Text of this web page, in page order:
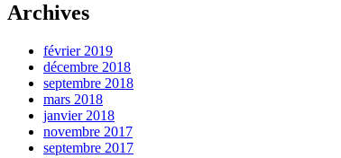
Archives
février 2019
décembre 2018
septembre 2018
mars 2018
janvier 2018
novembre 2017
septembre 2017